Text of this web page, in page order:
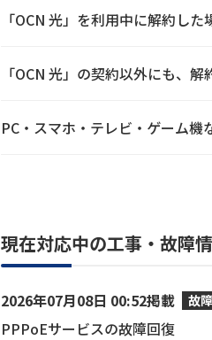
「OCN 光」を利用中に解約し
「OCN 光」の契約以外にも、
PC・スマホ・テレビ・ゲーム
現在対応中の工事・故障
2026年07月08日 00:52掲載 故障
PPPoEサービスの故障回復